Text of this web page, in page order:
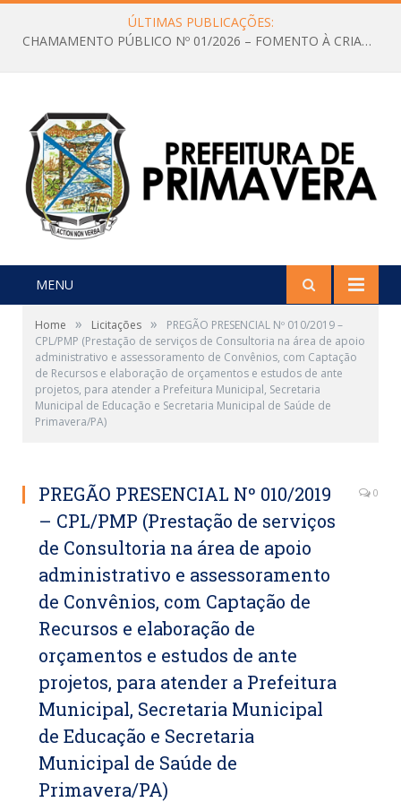
ÚLTIMAS PUBLICAÇÕES:
CHAMAMENTO PÚBLICO Nº 01/2026 – FOMENTO À CRIAÇÃO E A CIRCULAÇÃO DE PRODUÇÕES CULTURAIS – Aldir Blanc
MENU
Home » Licitações »
PREGÃO PRESENCIAL Nº 010/2019 –
CPL/PMP (Prestação de serviços de Consultoria na área de apoio
administrativo e assessoramento de Convênios, com Captação
de Recursos e elaboração de orçamentos e estudos de ante
projetos, para atender a Prefeitura Municipal, Secretaria
Municipal de Educação e Secretaria Municipal de Saúde de
Primavera/PA)
PREGÃO PRESENCIAL Nº 010/2019
– CPL/PMP (Prestação de serviços
de Consultoria na área de apoio
administrativo e assessoramento
de Convênios, com Captação de
Recursos e elaboração de
orçamentos e estudos de ante
projetos, para atender a Prefeitura
Municipal, Secretaria Municipal
de Educação e Secretaria
Municipal de Saúde de
Primavera/PA)
0